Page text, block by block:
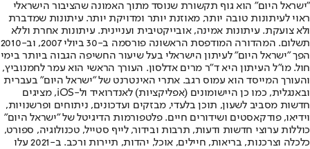
"ישראל היום" הוא גוף תקשורת שנוסד מתוך האמונה שהציבור הישראלי
ראוי לעיתונות טובה יותר, מאוזנת יותר ומדויקת יותר. עיתונות שמדברת
ולא צועקת. עיתונות אמינה, אובייקטיבית ועניינית. עיתונות אחרת וללא
תשלום. המהדורה המודפסת הראשונה פורסמה ב-30 ביולי 2007, וב-2010
הפך "ישראל היום" לעיתון הישראלי בעל שיעור החשיפה הגבוה ביותר בימי
חול. מו"ל העיתון היא ד"ר מרים אדלסון. העורך הראשי הוא עמר לחמנוביץ,
והעורך המייסד הוא עמוס רגב. אתרי האינטרנט של "ישראל היום" בעברית
ובאנגלית, כמו כן היישומונים (אפליקציות) לאנדרואיד ול-iOS, מציגים
חדשות מסביב לשעון, תוכן בלעדי, מבזקים ועדכונים, ניתוחים ופרשנויות,
וידיאו, פודקאסטים ושידורים חיים. פלטפורמות הדיגיטל של "ישראל היום"
כוללות ערוצי חדשות ודעות, תרבות ובידור, לייף סטייל, טכנולוגיה, ספורט,
כלכלה וצרכנות, בריאות, חיילים, אוכל, יהדות, תיירות ורכב. ב-2021 עלו